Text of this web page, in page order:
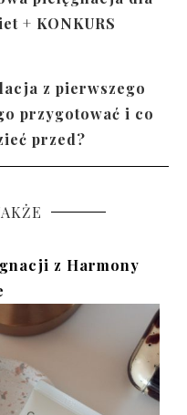
+ KONKURS
z pierwszego
przygotować i co
przed?
z Harmony